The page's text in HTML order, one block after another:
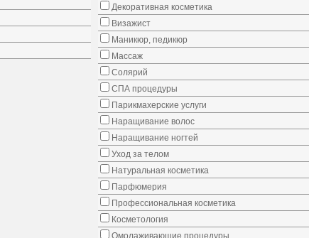
Декоративная косметика
Визажист
Маникюр, педикюр
Массаж
Солярий
СПА процедуры
Парикмахерские услуги
Наращивание волос
Наращивание ногтей
Уход за телом
Натуральная косметика
Парфюмерия
Профессиональная косметика
Косметология
Омолаживающие процедуры